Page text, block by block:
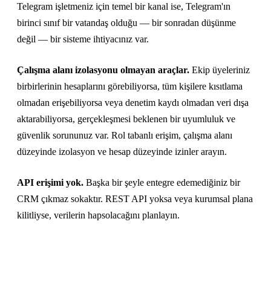
Telegram işletmeniz için temel bir kanal ise, Telegram'ın
birinci sınıf bir vatandaş olduğu — bir sonradan düşünme
değil — bir sisteme ihtiyacınız var.
Çalışma alanı izolasyonu olmayan araçlar. Ekip üyeleriniz
birbirlerinin hesaplarını görebiliyorsa, tüm kişilere kısıtlama
olmadan erişebiliyorsa veya denetim kaydı olmadan veri dışa
aktarabiliyorsa, gerçekleşmesi beklenen bir uyumluluk ve
güvenlik sorununuz var. Rol tabanlı erişim, çalışma alanı
düzeyinde izolasyon ve hesap düzeyinde izinler arayın.
API erişimi yok. Başka bir şeyle entegre edemediğiniz bir
CRM çıkmaz sokaktır. REST API yoksa veya kurumsal plana
kilitliyse, verilerin hapsolacağını planlayın.